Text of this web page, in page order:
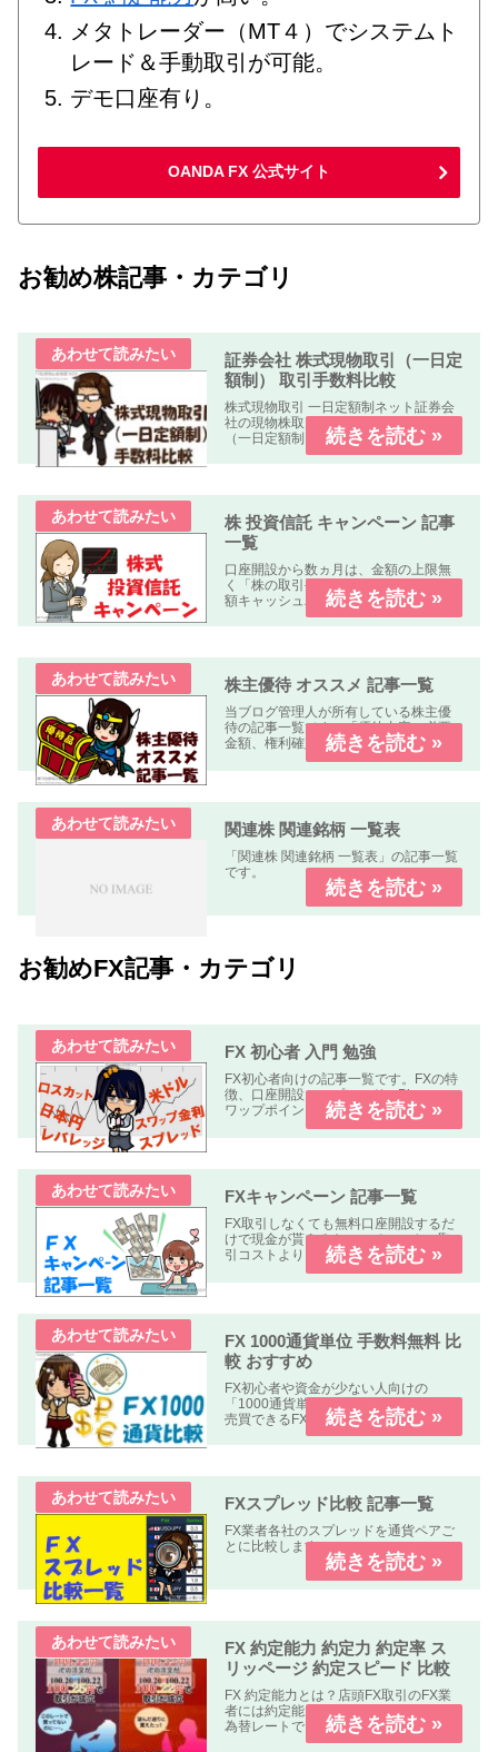
メタトレーダー（MT４）でシステムト
レード＆手動取引が可能。
デモ口座有り。
OANDA FX 公式サイト
お勧め株記事・カテゴリ
証券会社 株式現物取引（一日定
額制） 取引手数料比較
株式現物取引 一日定額制ネット証券会
社の現物株取引の「株式手数料比較表
（一日定額制）」を作成しました。何
れの業者も「パソコン、スマートフォ
株 投資信託 キャンペーン 記事
一覧
口座開設から数ヵ月は、金額の上限無
く「株の取引手数料が無料」又は「全
額キャッシュバック」のキャンペーン
中心に掲載しています。
株主優待 オススメ 記事一覧
当ブログ管理人が所有している株主優
待の記事一覧です。「優待内容、必要
金額、権利確定日、優待到着日、使用
期限、優待利回り、配当利回り、オス
スメ度」などについて解説します。
関連株 関連銘柄 一覧表
「関連株 関連銘柄 一覧表」の記事一覧
です。
お勧めFX記事・カテゴリ
FX 初心者 入門 勉強
FX初心者向けの記事一覧です。FXの特
徴、口座開設、スプレッド、Pips、ス
ワップポイント、レバレッジ、ロン
グ、ショート、ロット、ロスカットな
どについて解説します、
FXキャンペーン 記事一覧
FX取引しなくても無料口座開設するだ
けで現金が貰えるキャンペーンや、取
引コストよりも貰える金額の方が多い
オトクなキャンペーン中心に掲載して
います。
FX 1000通貨単位 手数料無料 比
較 おすすめ
FX初心者や資金が少ない人向けの
「1000通貨単位以下、手数料無料」で
売買できるFX業者の比較記事です。
FXスプレッド比較 記事一覧
FX業者各社のスプレッドを通貨ペアご
とに比較します。
FX 約定能力 約定力 約定率 ス
リッページ 約定スピード 比較
FX 約定能力とは？店頭FX取引のFX業
者には約定能力の高いFX業者指定した
為替レートできちんと約定する。約定
能力の低いFX業者指定した為替レート